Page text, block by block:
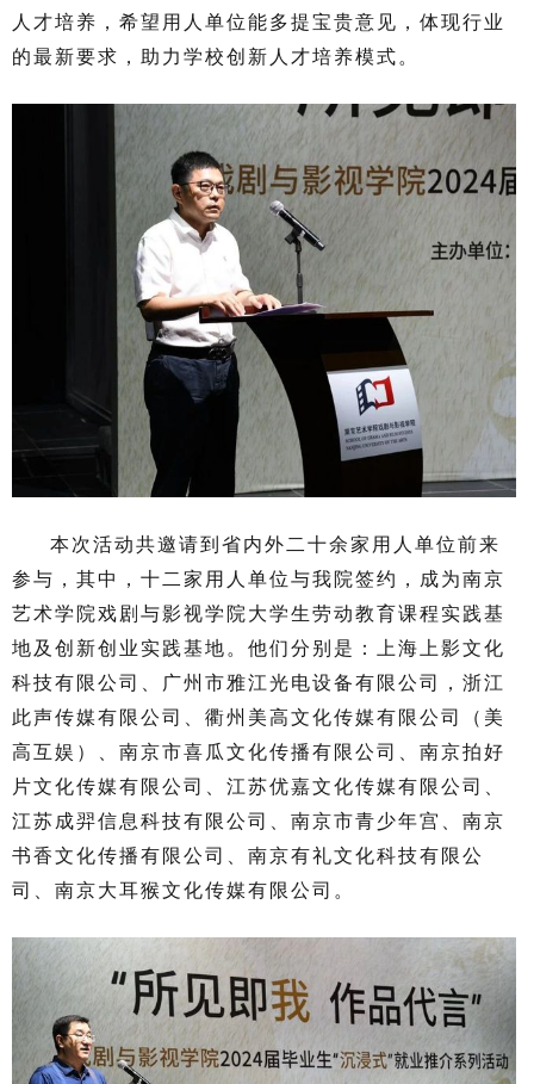
人才培养，希望用人单位能多提宝贵意见，体现行业
的最新要求，助力学校创新人才培养模式。
本次活动共邀请到省内外二十余家用人单位前来
参与，其中，十二家用人单位与我院签约，成为南京
艺术学院戏剧与影视学院大学生劳动教育课程实践基
地及创新创业实践基地。他们分别是：上海上影文化
科技有限公司、广州市雅江光电设备有限公司，浙江
此声传媒有限公司、衢州美高文化传媒有限公司（美
高互娱）、南京市喜瓜文化传播有限公司、南京拍好
片文化传媒有限公司、江苏优嘉⽂化传媒有限公司、
江苏成羿信息科技有限公司、南京市青少年宫、南京
书香文化传播有限公司、南京有礼文化科技有限公
司、南京大耳猴文化传媒有限公司。